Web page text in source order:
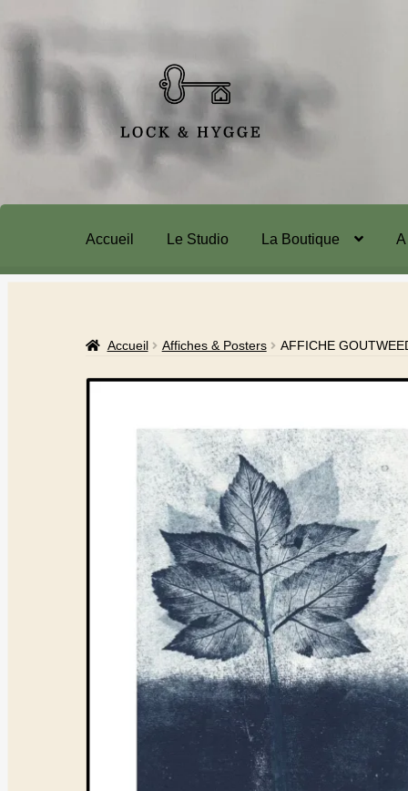
Accueil Le Studio La Boutique
Accueil Affiches & Posters AFFICHE